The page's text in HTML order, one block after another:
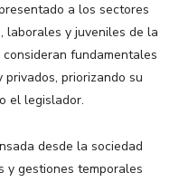
a los sectores
laborales y juveniles de la
fundamentales
priorizando su
el legislador.
desde la sociedad
y gestiones temporales